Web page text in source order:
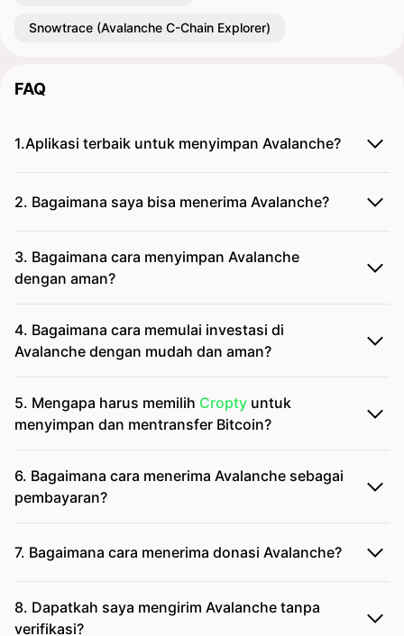
Snowtrace (Avalanche C-Chain Explorer)
FAQ
1.Aplikasi terbaik untuk menyimpan Avalanche?
2. Bagaimana saya bisa menerima Avalanche?
3. Bagaimana cara menyimpan Avalanche
dengan aman?
4. Bagaimana cara memulai investasi di
Avalanche dengan mudah dan aman?
5. Mengapa harus memilih Cropty untuk
menyimpan dan mentransfer Bitcoin?
6. Bagaimana cara menerima Avalanche sebagai
pembayaran?
7. Bagaimana cara menerima donasi Avalanche?
8. Dapatkah saya mengirim Avalanche tanpa
verifikasi?